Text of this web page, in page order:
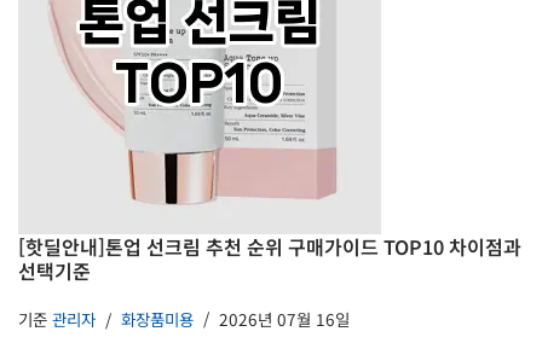
[핫딜안내]톤업 선크림 추천 순위 구매가이드 TOP10 차이점과
선택기준
기준 관리자 화장품미용 2026년 07월 16일